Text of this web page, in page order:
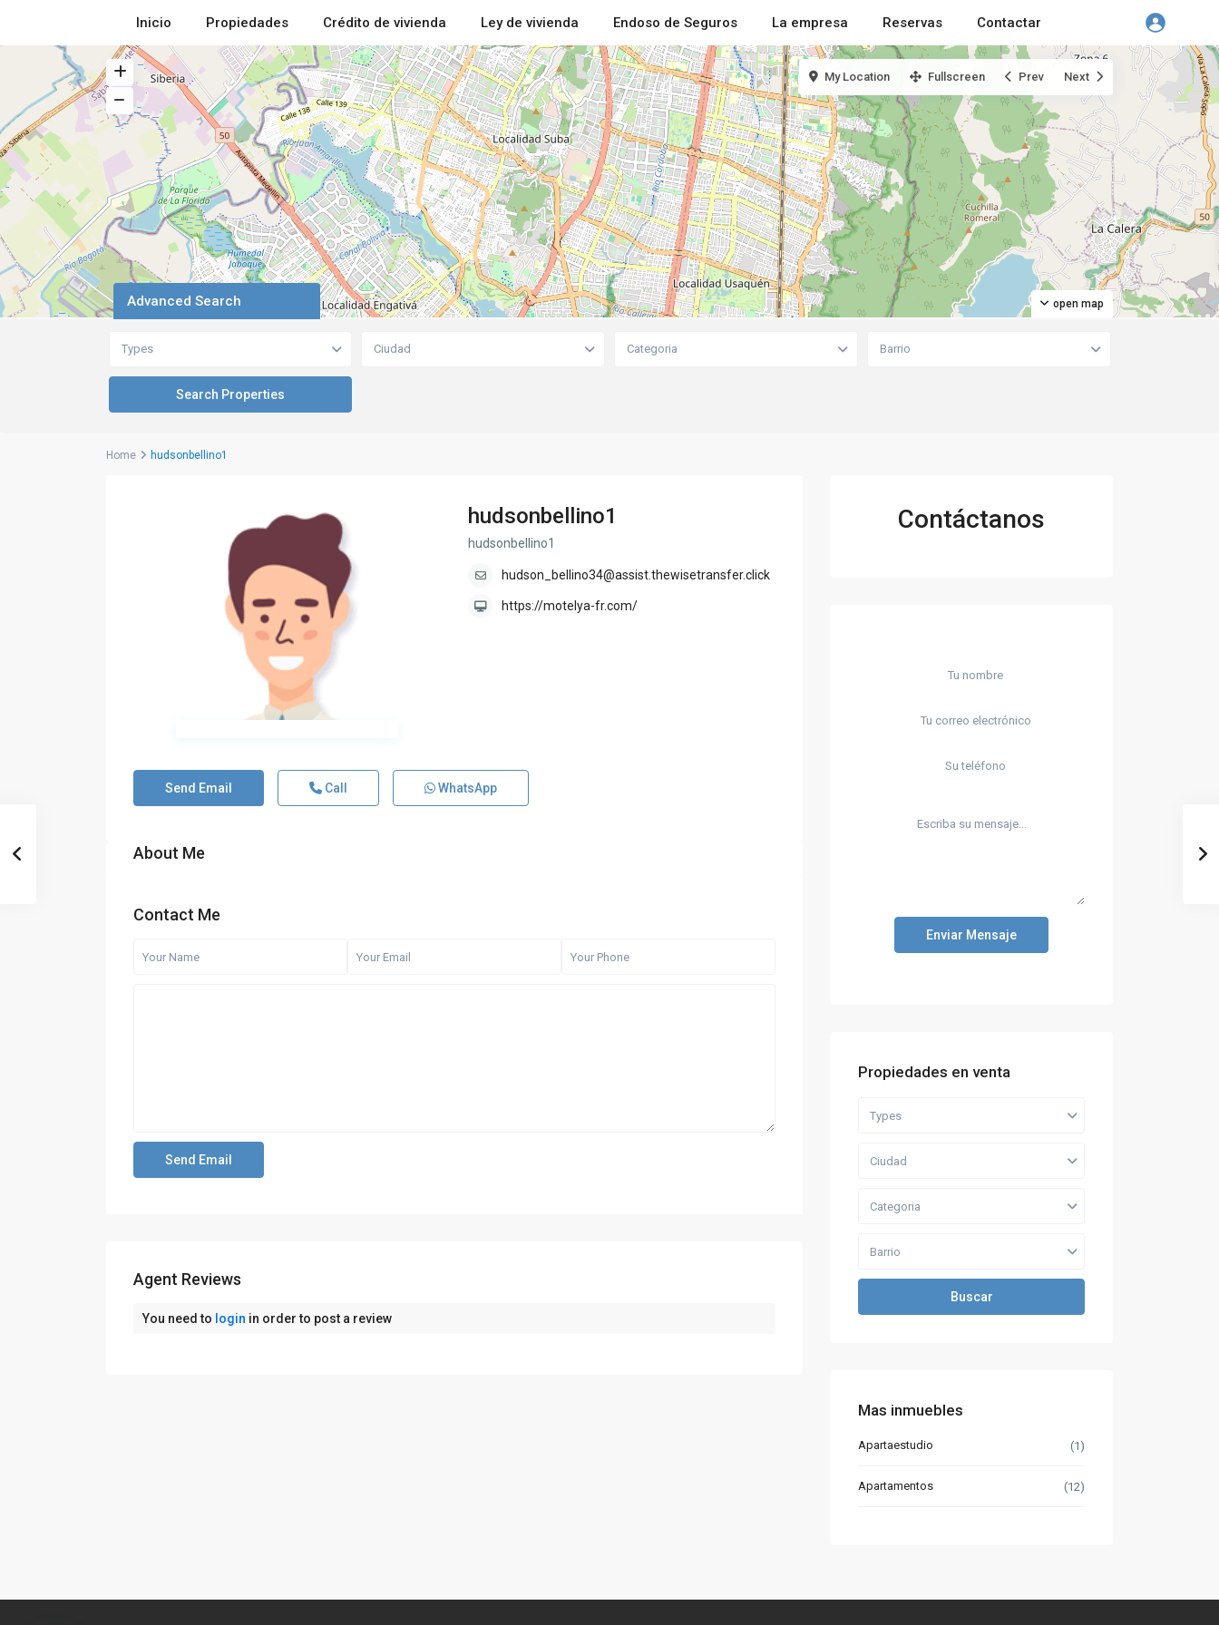
Inicio Propiedades Crédito de vivienda Ley de vivienda Endoso de Seguros La empresa Reservas Contactar
open map
My Location Fullscreen Prev Next
Advanced Search
Types Ciudad Categoria Barrio
Home hudsonbellino1
hudsonbellino1
hudsonbellino1
hudson_bellino34@assist.thewisetransfer.click
https://motelya-fr.com/
Send Email Call WhatsApp
About Me
Contact Me
Agent Reviews
You need to login in order to post a review
Contáctanos
Enviar Mensaje
Propiedades en venta
Types
Ciudad
Categoria
Barrio
Buscar
Mas inmuebles
Apartaestudio (1)
Apartamentos (12)